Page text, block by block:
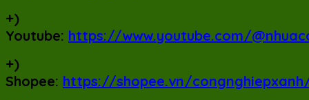
+)
Youtube: https://www.youtube.com/
+)
Shopee: https://shopee.vn/